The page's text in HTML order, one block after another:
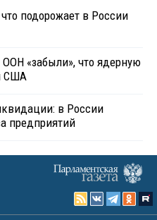
подорожает в России
«забыли», что ядерную
США
в России
предприятий